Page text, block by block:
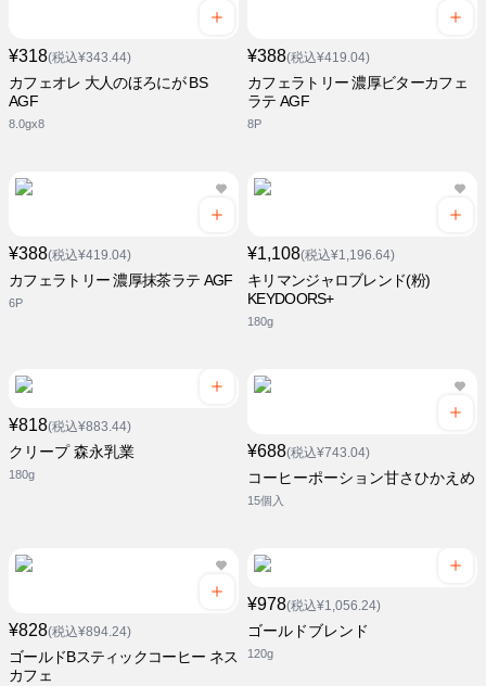
¥318(税込¥343.44)
カフェオレ 大人のほろにが BS
AGF
8.0gx8
¥388(税込¥419.04)
カフェラトリー 濃厚ビターカフェ
ラテ AGF
8P
¥388(税込¥419.04)
カフェラトリー 濃厚抹茶ラテ AGF
6P
¥1,108(税込¥1,196.64)
キリマンジャロブレンド(粉)
KEYDOORS+
180g
¥818(税込¥883.44)
クリープ 森永乳業
180g
¥688(税込¥743.04)
コーヒーポーション甘さひかえめ
15個入
¥828(税込¥894.24)
ゴールドBスティックコーヒー ネス
カフェ
¥978(税込¥1,056.24)
ゴールドブレンド
120g